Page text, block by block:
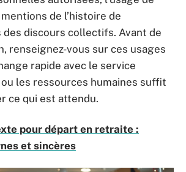
de l’histoire de
des discours collectifs. Avant de
renseignez-vous sur ces usages
rapide avec le service
les ressources humaines suffit
ce qui est attendu.
pour départ en retraite :
et sincères